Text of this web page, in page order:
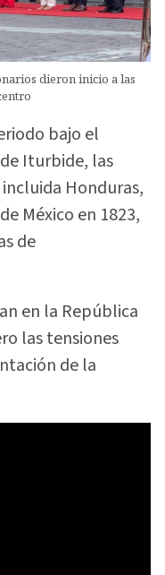
dieron inicio a las
bajo el
Iturbide, las
Honduras,
México en 1823,
de
en la República
las tensiones
de la